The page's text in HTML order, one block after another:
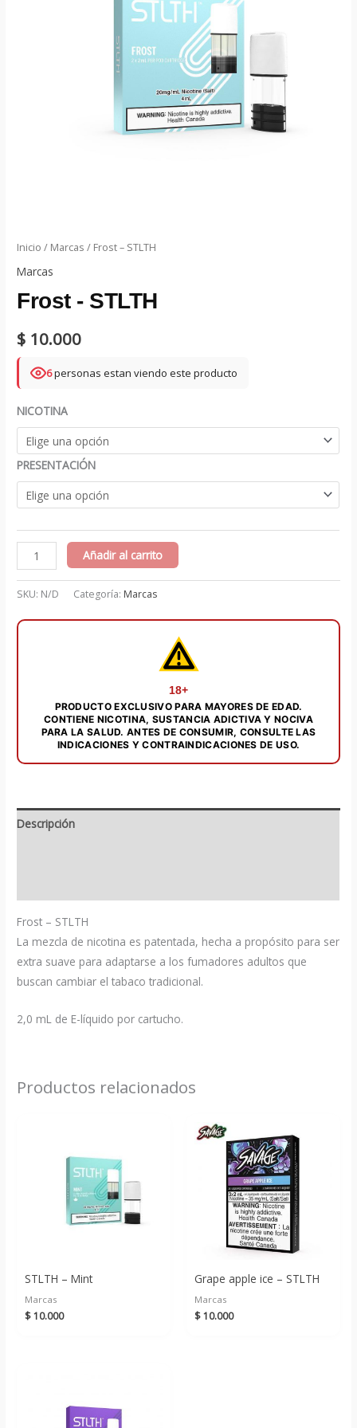
Inicio / Marcas / Frost – STLTH
Marcas
Frost - STLTH
$ 10.000
6personas estan viendo este producto
NICOTINA
PRESENTACIÓN
Frost
-
STLTH
Añadir al carrito
SKU: N/D Categoría: Marcas
18+
PRODUCTO EXCLUSIVO PARA MAYORES DE EDAD.
CONTIENE NICOTINA, SUSTANCIA ADICTIVA Y NOCIVA
PARA LA SALUD. ANTES DE CONSUMIR, CONSULTE LAS
INDICACIONES Y CONTRAINDICACIONES DE USO.
Descripción
Frost – STLTH
La mezcla de nicotina es patentada, hecha a propósito para ser
extra suave para adaptarse a los fumadores adultos que
buscan cambiar el tabaco tradicional.
2,0 mL de E-líquido por cartucho.
Productos relacionados
STLTH – Mint
Marcas
$10.000
Grape apple ice – STLTH
Marcas
$10.000